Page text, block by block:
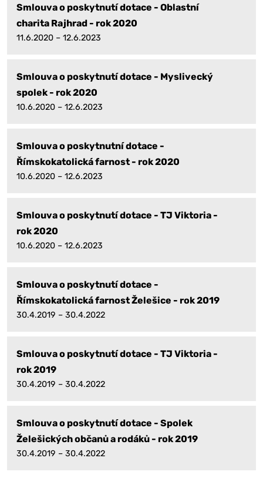
Smlouva o poskytnutí dotace - Oblastní
charita Rajhrad - rok 2020
11.6.2020 – 12.6.2023
Smlouva o poskytnutí dotace - Myslivecký
spolek - rok 2020
10.6.2020 – 12.6.2023
Smlouva o poskytnutní dotace -
Římskokatolická farnost - rok 2020
10.6.2020 – 12.6.2023
Smlouva o poskytnutí dotace - TJ Viktoria -
rok 2020
10.6.2020 – 12.6.2023
Smlouva o poskytnutí dotace -
Římskokatolická farnost Želešice - rok 2019
30.4.2019 – 30.4.2022
Smlouva o poskytnutí dotace - TJ Viktoria -
rok 2019
30.4.2019 – 30.4.2022
Smlouva o poskytnutí dotace - Spolek
Želešických občanů a rodáků - rok 2019
30.4.2019 – 30.4.2022